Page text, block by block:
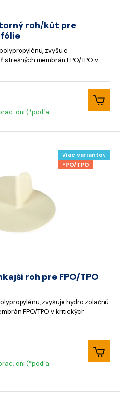
roh/kút pre
fólie
zvyšuje
membrán FPO/TPO v
dni (*podľa
Viac variantov
FPO/TPO
roh pre FPO/TPO
zvyšuje hydroizolačnú
FPO/TPO v kritických
dni (*podľa